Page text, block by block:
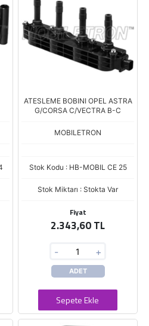
ATESLEME BOBINI OPEL ASTRA
G/CORSA C/VECTRA B-C
MOBILETRON
Stok Kodu : HB-MOBIL CE 25
Stok Miktarı : Stokta Var
Fiyat
2.343,60 TL
- +
ADET
Sepete Ekle